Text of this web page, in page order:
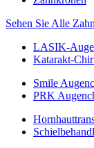
Sehen Sie Alle
LASIK-
Katarakt-
Smile
PRK